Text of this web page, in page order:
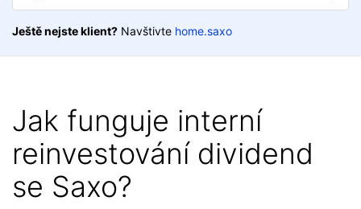
Ještě nejste klient? Navštivte home.saxo
Jak funguje interní
reinvestování dividend
se Saxo?